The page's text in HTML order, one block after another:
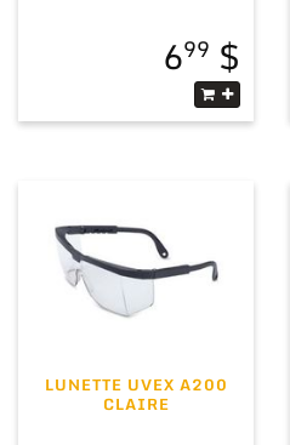
699
LUNETTE UVEX A200
CLAIRE